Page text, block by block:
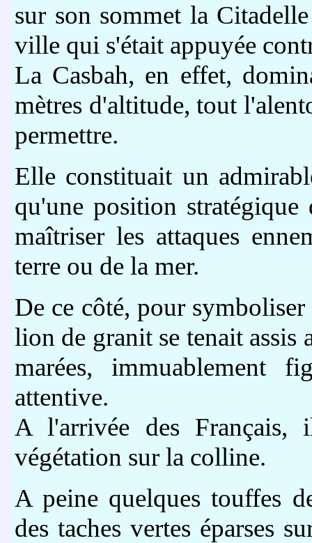
sur son sommet la
ville qui s'était appuyée
La Casbah, en effet,
mètres d'altitude, tout
permettre.
Elle constituait un
qu'une position
maîtriser les attaques
terre ou de la mer.
De ce côté, pour
lion de granit se tenait assis
marées, immuablement
attentive.
A l'arrivée des
végétation sur la colline.
A peine quelques touffes
des taches vertes éparses